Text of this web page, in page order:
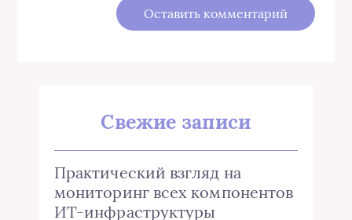
Свежие записи
Практический взгляд на
мониторинг всех компонентов
ИТ-инфраструктуры